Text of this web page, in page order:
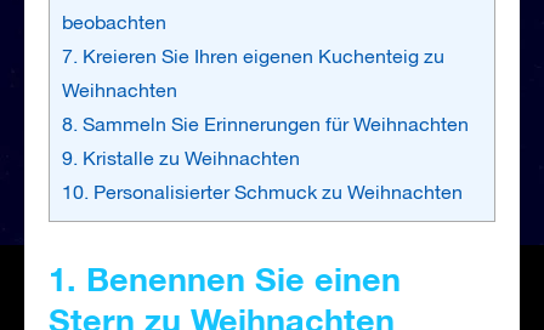
beobachten
7. Kreieren Sie Ihren eigenen Kuchenteig zu
Weihnachten
8. Sammeln Sie Erinnerungen für Weihnachten
9. Kristalle zu Weihnachten
10. Personalisierter Schmuck zu Weihnachten
1. Benennen Sie einen
Stern zu Weihnachten